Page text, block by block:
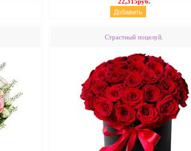
Страстный поцелуй.